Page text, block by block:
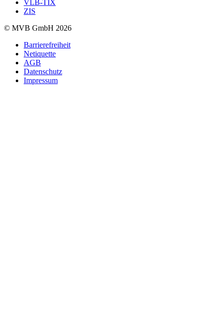
VLB-TIX
ZIS
© MVB GmbH 2026
Barrierefreiheit
Netiquette
AGB
Datenschutz
Impressum